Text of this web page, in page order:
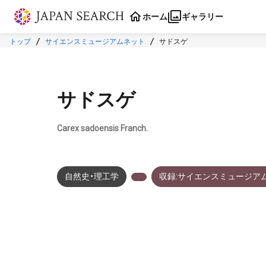
本文に飛ぶ
ホーム ギャラリー
トップ サイエンスミュージアムネット サドスゲ
サドスゲ
Carex sadoensis Franch.
自然史・理工学 収録:サイエンスミュージア